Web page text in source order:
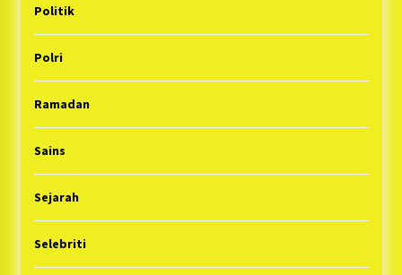
Politik
Polri
Ramadan
Sains
Sejarah
Selebriti